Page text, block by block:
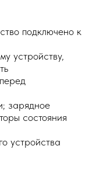
подключено к
устройству,
зарядное
состояния
устройства